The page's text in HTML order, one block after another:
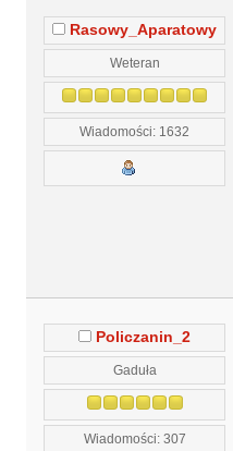
Rasowy_Aparatowy
Weteran
Wiadomości: 1632
Policzanin_2
Gaduła
Wiadomości: 307